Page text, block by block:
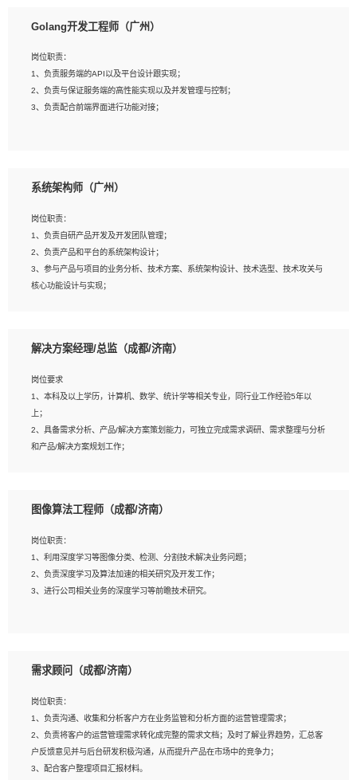
2、熟悉PostgreSQL、redis、MongoDB、ElasticSearch等开源数据库运维管理，
4、熟悉Hadoop、HBASE、Spark等大数据平台优先。
5、熟悉linux或任意一种unix操作系统，如有较强操作系统侧工作经验者优先。
6、具备丰富的项目实施经验，较强的自我学习能力。
Golang开发工程师（广州）
岗位职责：
1、负责服务端的API以及平台设计跟实现；
2、负责与保证服务端的高性能实现以及并发管理与控制；
3、负责配合前端界面进行功能对接；
2、1年以上Golang开发工作经验，能独立完成相应项目开发；
与实现，熟悉常用开源框架及设计模式；
4、熟悉Golang、连接池、消息队列等组件使用、熟悉后端开发、测试、调试流程
跟工具使用；
5、对技术有激情，喜欢钻研，能快速接受和掌握新技术，学习能力和工作责任心
强，良好的沟通表达能力和团队协作能力。
系统架构师（广州）
岗位职责：
1、负责自研产品开发及开发团队管理；
2、负责产品和平台的系统架构设计；
3、参与产品与项目的业务分析、技术方案、系统架构设计、技术选型、技术攻关与
核心功能设计与实现；
岗位要求：
1、全日制统招本科及以上学历，计算机相关专业毕业，5年以上开发工作经验；
2、具有扎实的java编程功底和良好的编码习惯，有分布式、多线程及高并发系统开
发经验和性能调优经验尤佳；熟悉JVM调优；掌握基础中间件、基础架构方案和云
平台、云产品功能特性，熟练使用相关平台的功能和了解其背后实现机制；
研发管理流程建设经验；
种常用框架和技术Springboot、Shiro、springcloud等；熟悉Linux常用命令和了解
常用脚本语言，较丰富的线上系统运维经验，复杂问题排查思路清晰。
解决方案经理/总监（成都/济南）
岗位要求
1、本科及以上学历，计算机、数学、统计学等相关专业，同行业工作经验5年以
上；
2、具备需求分析、产品/解决方案策划能力，可独立完成需求调研、需求整理与分析
和产品/解决方案规划工作；
相关的解决方案，包括视频分析、图像识别、NLP、OCR、机器学习等；
AI算法框架，对人脸识别、目标检测、图像识别、OCR、NLP等AI算法有深刻理
解。具有AI平台级产品/解决方案从业经验者优先。具有大数据技术背景者优先；
6、具备良好的客户意识与沟通能力，善于学习思考、创新与团队协作，认真负责、
执行力与抗压力强。
图像算法工程师（成都/济南）
岗位职责：
1、利用深度学习等图像分类、检测、分割技术解决业务问题；
2、负责深度学习及算法加速的相关研究及开发工作；
3、进行公司相关业务的深度学习等前瞻技术研究。
2、2年以上图像处理开发经验，熟悉python和spark开发；
建深度学习系统环境；
4、熟悉OPENCV、HALCON等常用图像处理软件，熟练进行图像处理；
5、熟悉主流的分类算法、聚类算法和关联分析算法原理，能熟练使用神经网络算法
的进行业务建模；
6、对OCR领域有深入的研究，熟悉模型调参，压缩和整型化方法；
需求顾问（成都/济南）
岗位职责：
1、负责沟通、收集和分析客户方在业务监管和分析方面的运营管理需求；
2、负责将客户的运营管理需求转化成完整的需求文档；及时了解业界趋势，汇总客
户反馈意见并与后台研发积极沟通，从而提升产品在市场中的竞争力；
3、配合客户整理项目汇报材料。